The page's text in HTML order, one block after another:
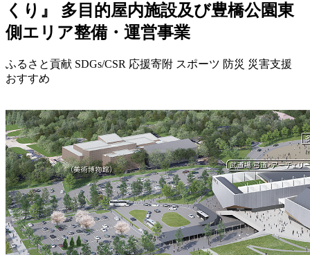
くり』 多目的屋内施設及び豊橋公園東
側エリア整備・運営事業
ふるさと貢献 SDGs/CSR 応援寄附 スポーツ 防災 災害支援
おすすめ